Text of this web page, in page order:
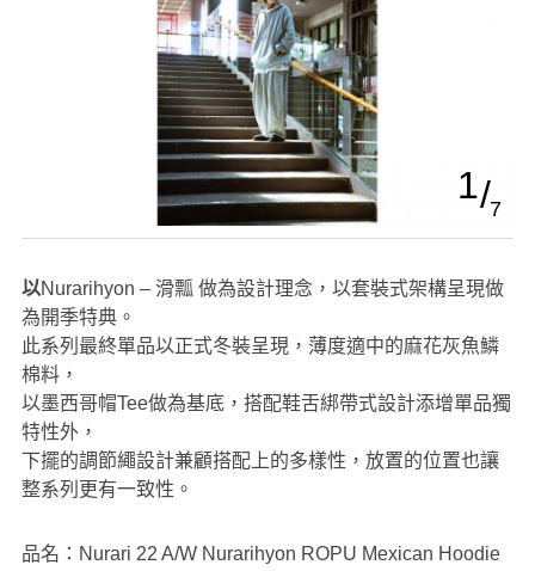
1
7
以Nurarihyon – 滑瓢 做為設計理念，以套裝式架構呈現做
為開季特典。
此系列最終單品以正式冬裝呈現，薄度適中的麻花灰魚鱗
棉料，
以墨西哥帽Tee做為基底，搭配鞋舌綁帶式設計添增單品獨
特性外，
下擺的調節繩設計兼顧搭配上的多樣性，放置的位置也讓
整系列更有一致性。
品名：Nurari 22 A/W Nurarihyon ROPU Mexican Hoodie